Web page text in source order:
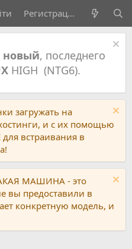
Регистрация
новый, последнего
HIGH (NTG6).
загружать на
и с их помощью
для встраивания в
МАШИНА - это
вы предоставили в
конкретную модель, и